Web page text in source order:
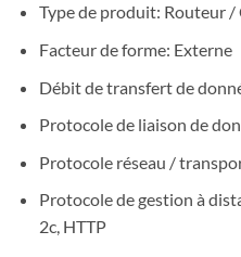
Type de produit: Routeur
Facteur de forme: Externe
Débit de transfert de
Protocole de liaison de
Protocole réseau /
Protocole de gestion à
2c, HTTP